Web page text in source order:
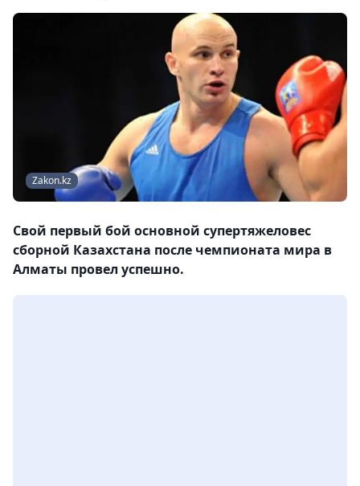
Zakon.kz
Свой первый бой основной супертяжеловес
сборной Казахстана после чемпионата мира в
Алматы провел успешно.